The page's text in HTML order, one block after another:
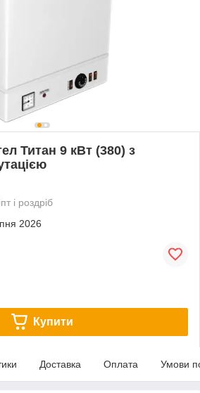
Титан 9 кВт (380) з
і роздріб
2026
Купити
Доставка Оплата Умови